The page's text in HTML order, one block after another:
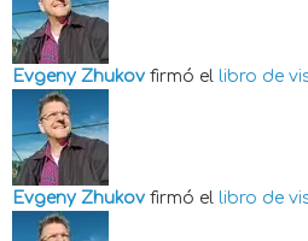
Evgeny Zhukov firmó el libro de
Evgeny Zhukov firmó el libro de